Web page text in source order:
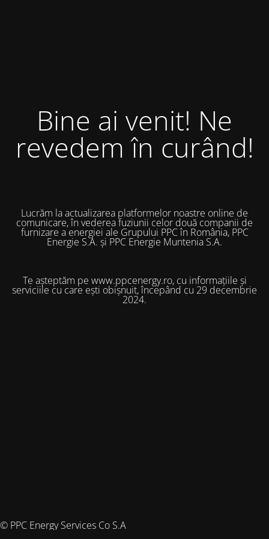
Bine ai venit! Ne
revedem în curând!
Lucrăm la actualizarea platformelor noastre online de
comunicare, în vederea fuziunii celor două companii de
furnizare a energiei ale Grupului PPC în România, PPC
Energie S.A. și PPC Energie Muntenia S.A.
Te așteptăm pe www.ppcenergy.ro, cu informațiile și
serviciile cu care ești obișnuit, începând cu 29 decembrie
2024.
© PPC Energy Services Co S.A